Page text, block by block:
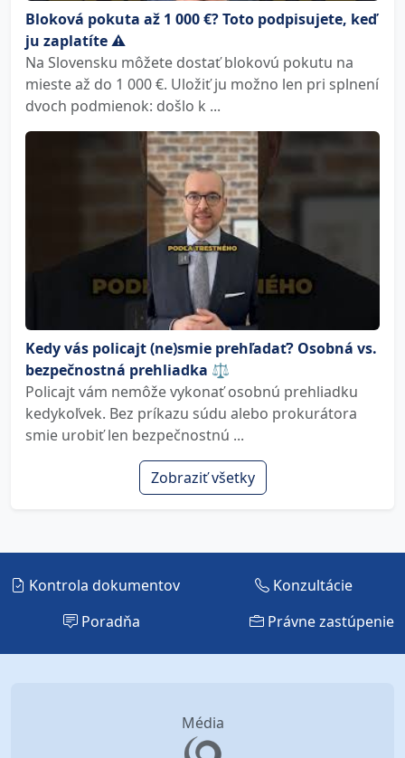
Bloková pokuta až 1 000 €? Toto podpisujete, keď
ju zaplatíte ⚠️
Na Slovensku môžete dostať blokovú pokutu na
mieste až do 1 000 €. Uložiť ju možno len pri splnení
dvoch podmienok: došlo k ...
Kedy vás policajt (ne)smie prehľadať? Osobná vs.
bezpečnostná prehliadka ⚖️
Policajt vám nemôže vykonať osobnú prehliadku
kedykoľvek. Bez príkazu súdu alebo prokurátora
smie urobiť len bezpečnostnú ...
Zobraziť všetky
Kontrola dokumentov
Konzultácie
Poradňa
Právne zastúpenie
Média